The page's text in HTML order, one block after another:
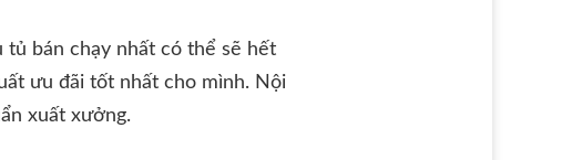
tủ bán chạy nhất có thể sẽ hết
ưu đãi tốt nhất cho mình. Nội
xuất xưởng.